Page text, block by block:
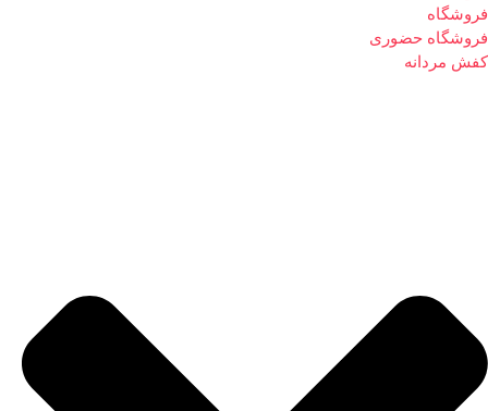
فروشگاه
فروشگاه حضوری
کفش مردانه